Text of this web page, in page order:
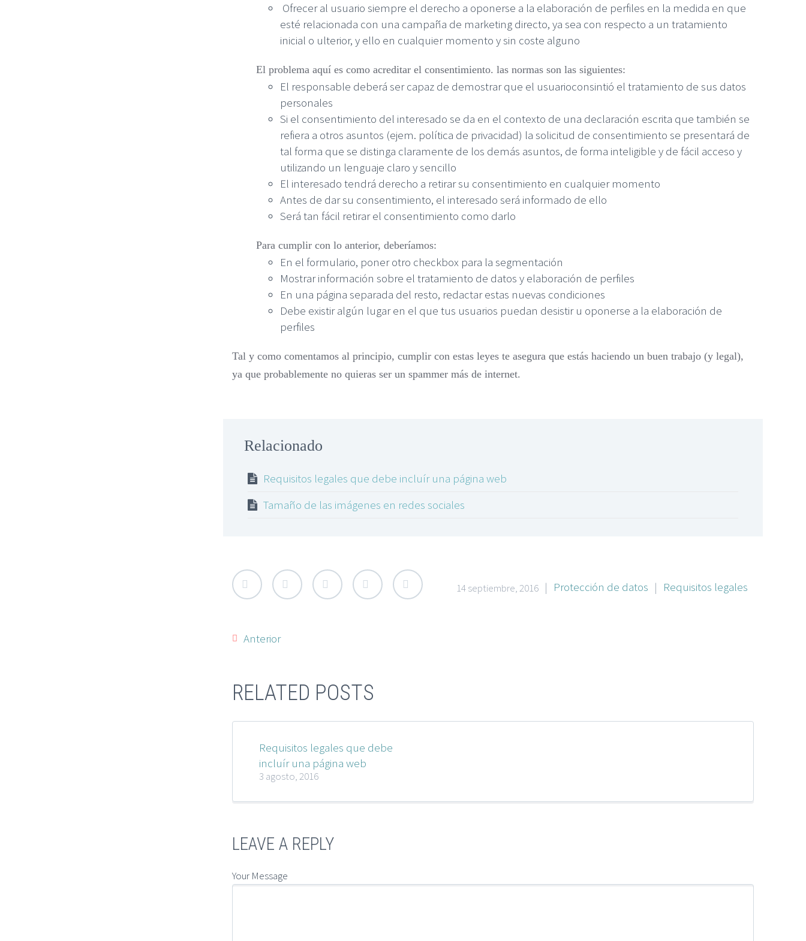
Ofrecer al usuario siempre el derecho a oponerse a la elaboración de perfiles en la medida en que
esté relacionada con una campaña de marketing directo, ya sea con respecto a un tratamiento
inicial o ulterior, y ello en cualquier momento y sin coste alguno
El problema aquí es como acreditar el consentimiento. las normas son las siguientes:
El responsable deberá ser capaz de demostrar que el usuarioconsintió el tratamiento de sus datos
personales
Si el consentimiento del interesado se da en el contexto de una declaración escrita que también se
refiera a otros asuntos (ejem. política de privacidad) la solicitud de consentimiento se presentará de
tal forma que se distinga claramente de los demás asuntos, de forma inteligible y de fácil acceso y
utilizando un lenguaje claro y sencillo
El interesado tendrá derecho a retirar su consentimiento en cualquier momento
Antes de dar su consentimiento, el interesado será informado de ello
Será tan fácil retirar el consentimiento como darlo
Para cumplir con lo anterior, deberíamos:
En el formulario, poner otro checkbox para la segmentación
Mostrar información sobre el tratamiento de datos y elaboración de perfiles
En una página separada del resto, redactar estas nuevas condiciones
Debe existir algún lugar en el que tus usuarios puedan desistir u oponerse a la elaboración de
perfiles
Tal y como comentamos al principio, cumplir con estas leyes te asegura que estás haciendo un buen trabajo (y legal),
ya que probablemente no quieras ser un spammer más de internet.
Relacionado
Requisitos legales que debe incluír una página web
Tamaño de las imágenes en redes sociales
14 septiembre, 2016 | Protección de datos | Requisitos legales
Anterior
RELATED POSTS
Requisitos legales que debe
incluír una página web
3 agosto, 2016
LEAVE A REPLY
Your Message